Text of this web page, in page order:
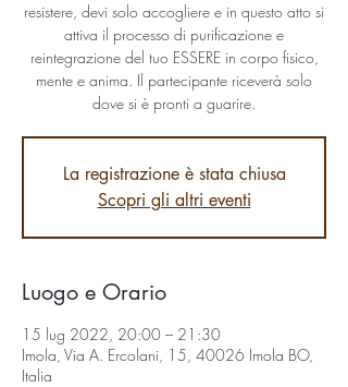
resistere, devi solo accogliere e in questo atto si
attiva il processo di purificazione e
reintegrazione del tuo ESSERE in corpo fisico,
mente e anima. Il partecipante riceverà solo
dove si è pronti a guarire.
La registrazione è stata chiusa
Scopri gli altri eventi
Luogo e Orario
15 lug 2022, 20:00 – 21:30
Imola, Via A. Ercolani, 15, 40026 Imola BO,
Italia